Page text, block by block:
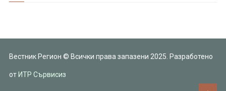
Вестник Регион © Всички права запазени 2025. Разработено
от ИТР Сървисиз